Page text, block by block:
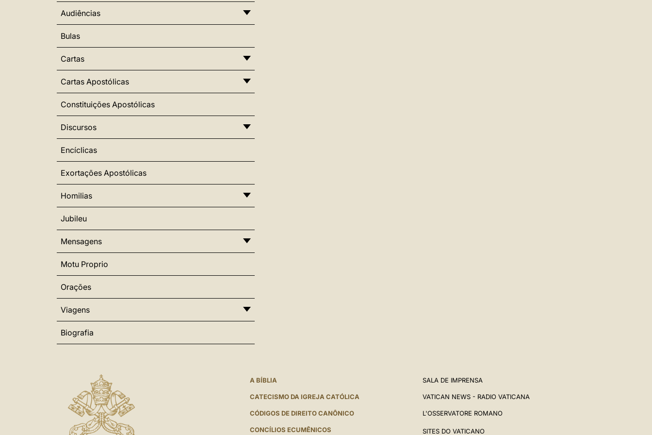
Audiências
Bulas
Cartas
Cartas Apostólicas
Constituições Apostólicas
Discursos
Encíclicas
Exortações Apostólicas
Homilias
Jubileu
Mensagens
Motu Proprio
Orações
Viagens
Biografia
A BÍBLIA
CATECISMO DA IGREJA CATÓLICA
CÓDIGOS DE DIREITO CANÔNICO
CONCÍLIOS ECUMÊNICOS
SALA DE IMPRENSA
VATICAN NEWS - RADIO VATICANA
L'OSSERVATORE ROMANO
SITES DO VATICANO